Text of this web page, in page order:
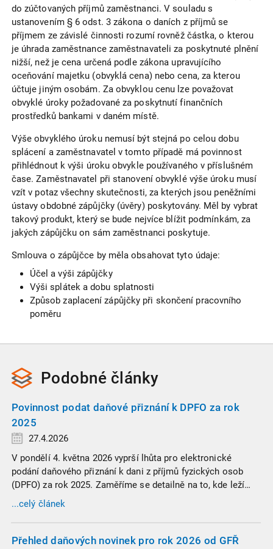
do zúčtovaných příjmů zaměstnanci. V souladu s
ustanovením § 6 odst. 3 zákona o daních z příjmů se
příjmem ze závislé činnosti rozumí rovněž částka, o kterou
je úhrada zaměstnance zaměstnavateli za poskytnuté plnění
nižší, než je cena určená podle zákona upravujícího
oceňování majetku (obvyklá cena) nebo cena, za kterou
účtuje jiným osobám. Za obvyklou cenu lze považovat
obvyklé úroky požadované za poskytnutí finančních
prostředků bankami v daném místě.
Výše obvyklého úroku nemusí být stejná po celou dobu
splácení a zaměstnavatel v tomto případě má povinnost
přihlédnout k výši úroku obvykle používaného v příslušném
čase. Zaměstnavatel při stanovení obvyklé výše úroku musí
vzít v potaz všechny skutečnosti, za kterých jsou peněžními
ústavy obdobné zápůjčky (úvěry) poskytovány. Měl by vybrat
takový produkt, který se bude nejvíce blížit podmínkám, za
jakých zápůjčku on sám zaměstnanci poskytuje.
Smlouva o zápůjčce by měla obsahovat tyto údaje:
Účel a výši zápůjčky
Výši splátek a dobu splatnosti
Způsob zaplacení zápůjčky při skončení pracovního
poměru
Podobné články
Povinnost podat daňové přiznání k DPFO za rok
2025
27.4.2026
V pondělí 4. května 2026 vyprší lhůta pro elektronické
podání daňového přiznání k dani z příjmů fyzických osob
(DPFO) za rok 2025. Zaměříme se detailně na to, kde leží
hranice povinnosti přiznání podat, jaké jsou nejčastější
chytáky v soubězích příjmů a na co si dát v roce 2026
...celý článek
Přehled daňových novinek pro rok 2026 od GFŘ